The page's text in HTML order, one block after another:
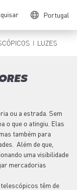
Portugal
LUZES
ou a estrada. Sem
o que o atingiu. Elas
também para
Além de que,
uma visibilidade
mercadorias
têm de